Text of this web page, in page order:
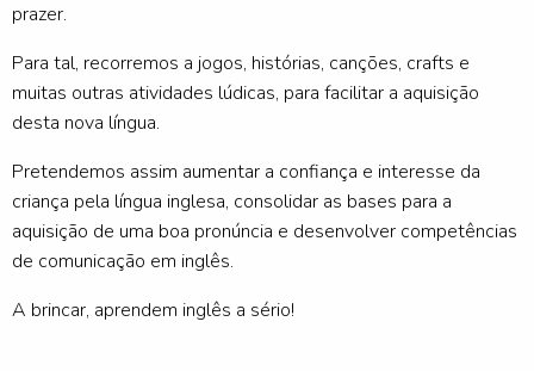
prazer.
Para tal, recorremos a jogos, histórias, canções, crafts e
muitas outras atividades lúdicas, para facilitar a aquisição
desta nova língua.
Pretendemos assim aumentar a confiança e interesse da
criança pela língua inglesa, consolidar as bases para a
aquisição de uma boa pronúncia e desenvolver competências
de comunicação em inglês.
A brincar, aprendem inglês a sério!